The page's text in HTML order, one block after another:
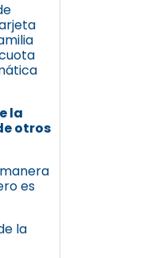
la
otros
es
la